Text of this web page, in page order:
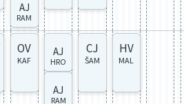
AJ
RAM
OV
KAF
AJ
HRO
AJ
RAM
CJ
ŠAM
HV
MAL